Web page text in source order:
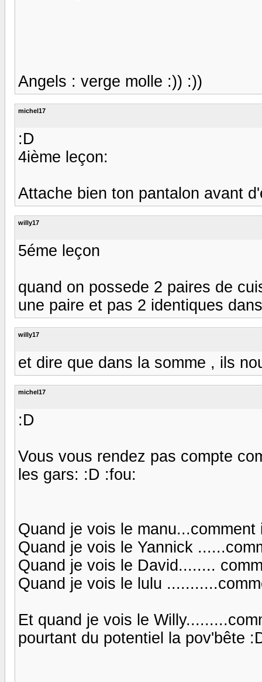
Angels : verge molle :)) :))
michel17
:D
4ième leçon:
Attache bien ton pantalon avant
willy17
5éme leçon
quand on possede 2 paires de
une paire et pas 2 identiques
willy17
et dire que dans la somme , ils
michel17
:D
Vous vous rendez pas compte
les gars: :D :fou:
Quand je vois le
Quand je vois le Yannick
Quand je vois le David........
Quand je vois le lulu
Et quand je vois le
pourtant du potentiel la pov'bête